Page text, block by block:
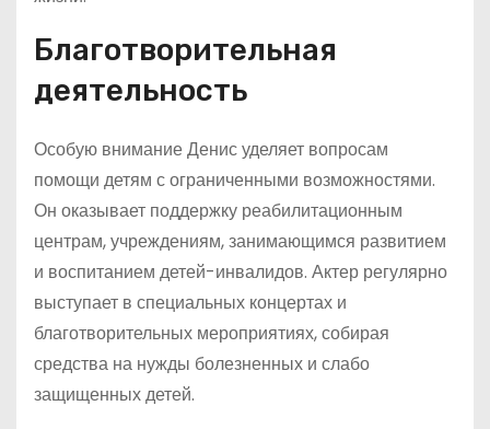
Благотворительная
деятельность
Особую внимание Денис уделяет вопросам
помощи детям с ограниченными возможностями.
Он оказывает поддержку реабилитационным
центрам, учреждениям, занимающимся развитием
и воспитанием детей-инвалидов. Актер регулярно
выступает в специальных концертах и
благотворительных мероприятиях, собирая
средства на нужды болезненных и слабо
защищенных детей.